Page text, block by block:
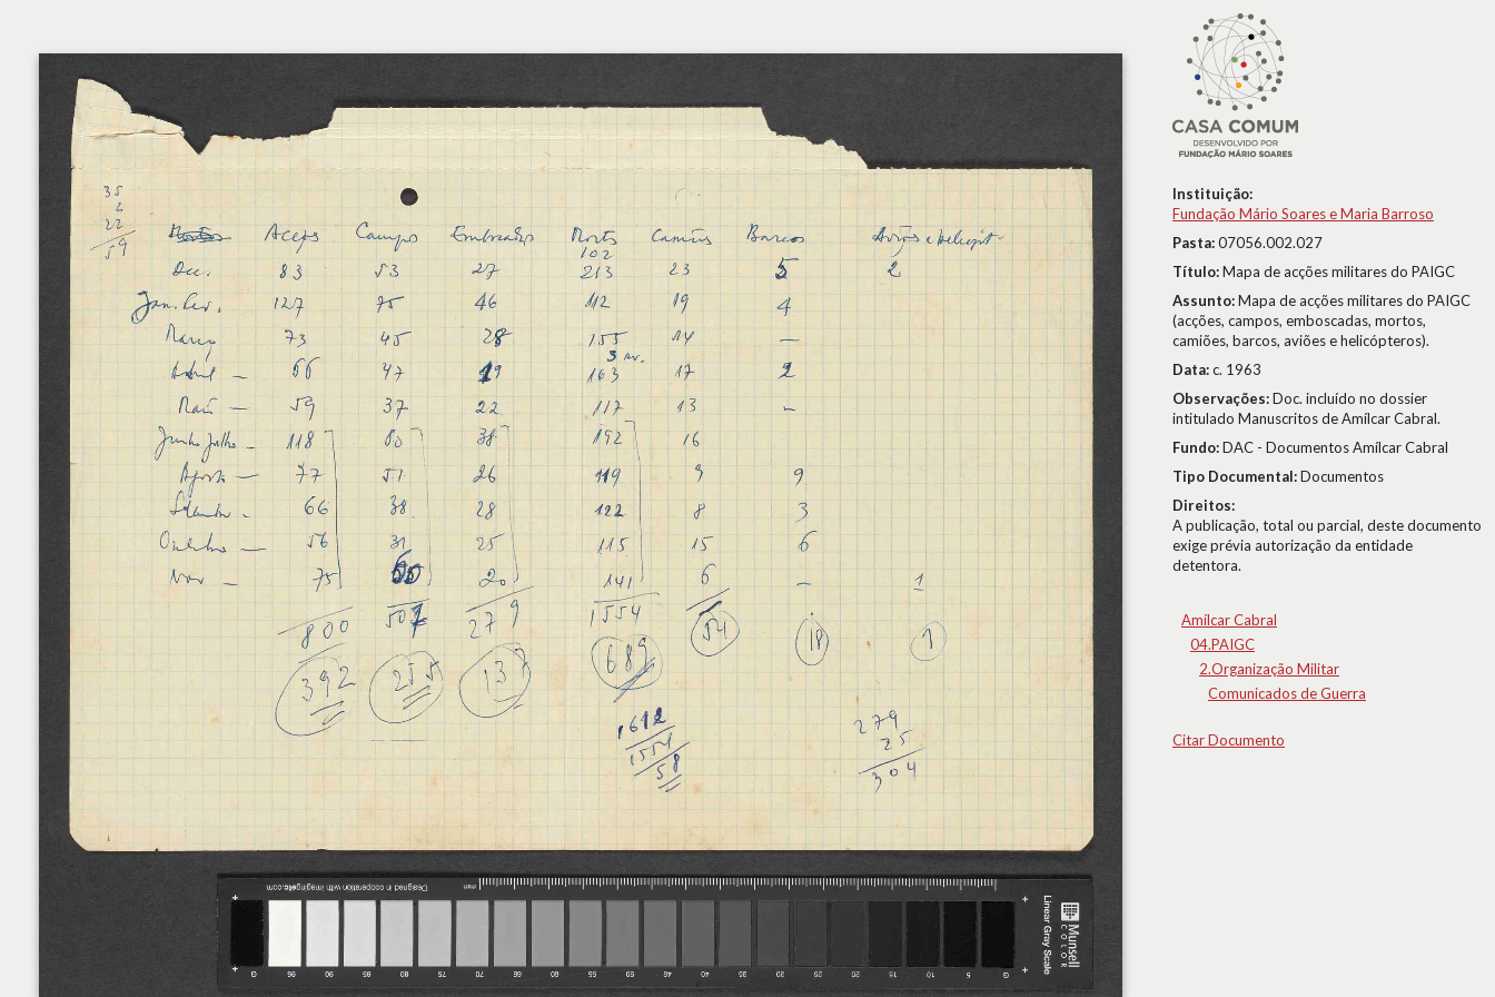
Instituição:
Fundação Mário Soares e Maria Barroso
Pasta:07056.002.027
Título:Mapa de acções militares do PAIGC
Assunto:Mapa de acções militares do PAIGC
(acções, campos, emboscadas, mortos,
camiões, barcos, aviões e helicópteros).
Data:c. 1963
Observações:Doc. incluído no dossier
intitulado Manuscritos de Amílcar Cabral.
Fundo:DAC - Documentos Amílcar Cabral
Tipo Documental:Documentos
Direitos:
A publicação, total ou parcial, deste documento
exige prévia autorização da entidade
detentora.
Amílcar Cabral
04.PAIGC
2.Organização Militar
Comunicados de Guerra
Citar Documento